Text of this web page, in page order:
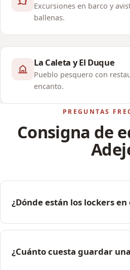
Excursiones en barco y
ballenas.
La Caleta y El Duque
Pueblo pesquero con
encanto.
PREGUNTAS
Consigna de
¿Dónde están los lockers en
¿Cuánto cuesta guardar